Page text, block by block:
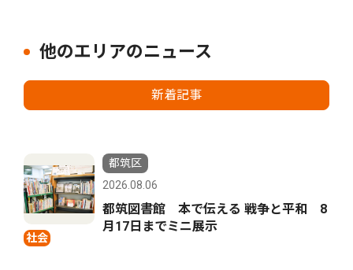
他のエリアのニュース
新着記事
社会
都筑区
2026.08.06
都筑図書館 本で伝える 戦争と平和 8
月17日までミニ展示